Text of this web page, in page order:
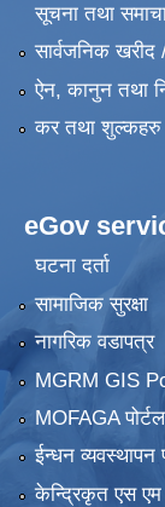
सूचना तथा
सार्वजनिक
ऐन, कानुन तथा
कर तथा शुल्कहरु
eGov
घटना दर्ता
सामाजिक सुरक्षा
नागरिक वडापत्र
MGRM GIS
MOFAGA पोर्टल
ईन्धन व्यवस्थापन
केन्द्रिकृत एस